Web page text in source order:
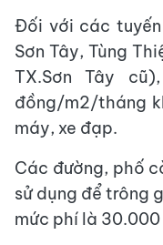
Đối với các
Sơn Tây, Tùng
TX.Sơn Tây
đồng/m2/tháng
máy, xe đạp.
Các đường, phố
sử dụng để trông
mức phí là